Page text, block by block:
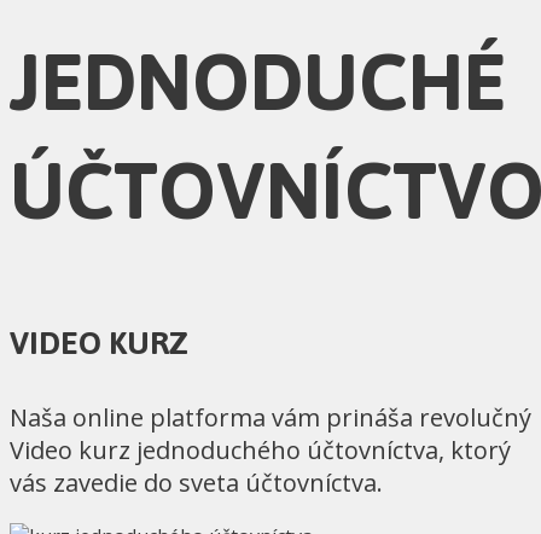
JEDNODUCHÉ
VIDEO KURZ
Naša online platforma vám prináša revolučný
Video kurz jednoduchého účtovníctva, ktorý
vás zavedie do sveta účtovníctva.